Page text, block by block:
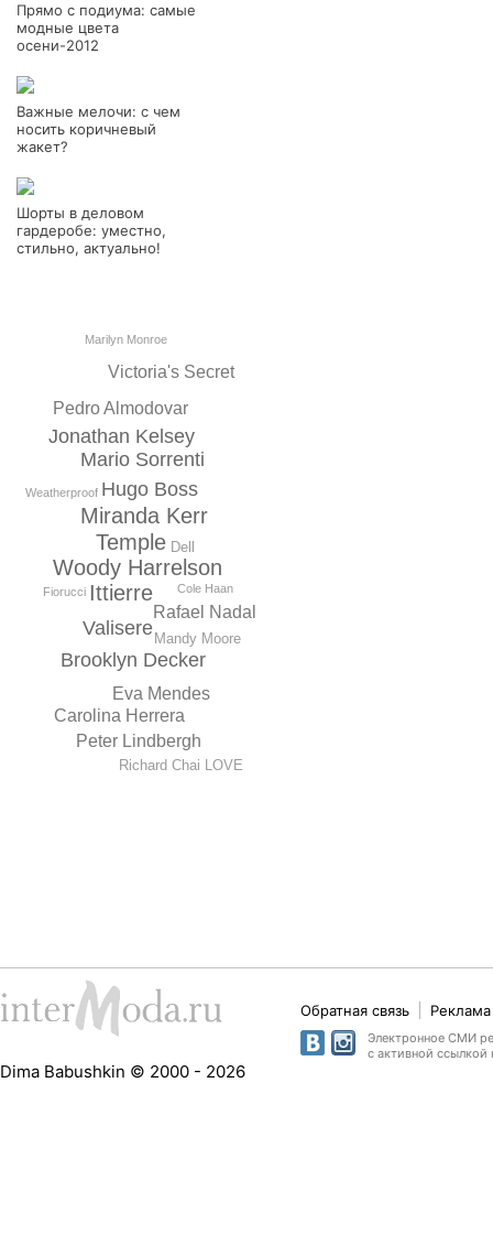
Прямо с подиума: самые
модные цвета
осени-2012
Важные мелочи: с чем
носить коричневый
жакет?
Шорты в деловом
гардеробе: уместно,
стильно, актуально!
Woody Harrelson
Temple
Ittierre
Miranda Kerr
Valisere
Hugo Boss
Brooklyn Decker
Mario Sorrenti
Jonathan Kelsey
Eva Mendes
Carolina Herrera
Pedro Almodovar
Rafael Nadal
Peter Lindbergh
Victoria's Secret
Dell
Richard Chai LOVE
Mandy Moore
Cole Haan
Weatherproof
Marilyn Monroe
Fiorucci
Dima Babushkin © 2000 - 2026
Обратная связь
Электронное СМИ
с активной ссылкой